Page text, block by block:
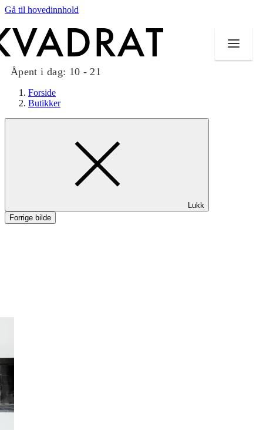
Gå til hovedinnhold
Åpent i dag: 10 - 21
Mat og drikke
Aktiviteter
Forside
Butikker
Lukk
Forrige bilde